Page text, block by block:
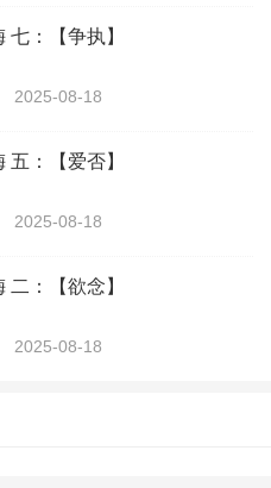
七：【争执】
2025-08-18
五：【爱否】
2025-08-18
二：【欲念】
2025-08-18